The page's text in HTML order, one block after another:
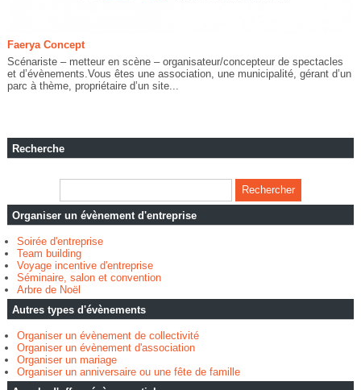
Faerya Concept
Scénariste – metteur en scène – organisateur/concepteur de spectacles
et d’évènements.Vous êtes une association, une municipalité, gérant d’un
parc à thème, propriétaire d’un site...
Recherche
Organiser un évènement d'entreprise
Soirée d'entreprise
Team building
Voyage incentive d'entreprise
Séminaire, salon et convention
Arbre de Noël
Autres types d'évènements
Organiser un évènement de collectivité
Organiser un évènement d'association
Organiser un mariage
Organiser un anniversaire ou une fête de famille